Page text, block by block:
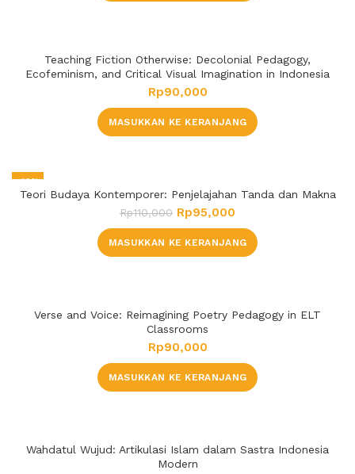
Teaching Fiction Otherwise: Decolonial Pedagogy,
Ecofeminism, and Critical Visual Imagination in Indonesia
Rp90,000
MASUKKAN KE KERANJANG
-14%
Teori Budaya Kontemporer: Penjelajahan Tanda dan Makna
Rp110,000 Rp95,000
MASUKKAN KE KERANJANG
Verse and Voice: Reimagining Poetry Pedagogy in ELT
Classrooms
Rp90,000
MASUKKAN KE KERANJANG
Wahdatul Wujud: Artikulasi Islam dalam Sastra Indonesia
Modern